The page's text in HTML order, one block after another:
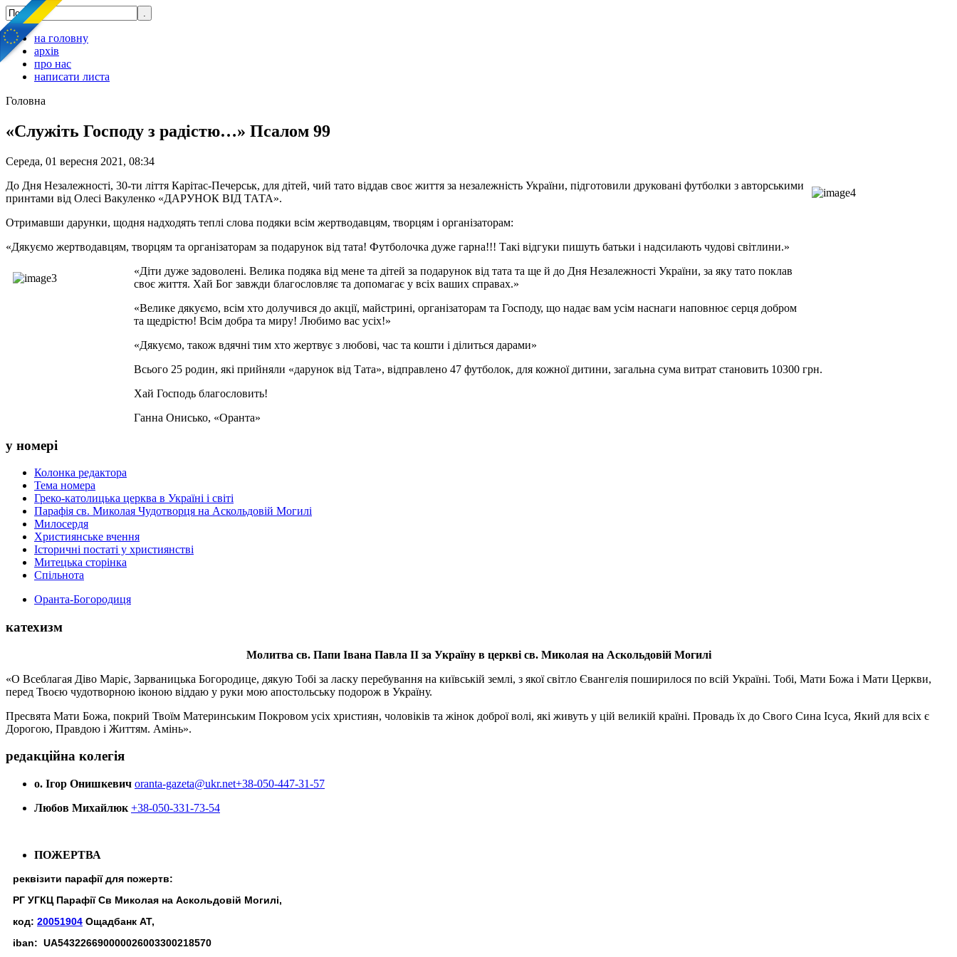
на головну
архів
про нас
написати листа
Головна
«Служіть Господу з радістю…» Псалом 99
Середа, 01 вересня 2021, 08:34
До Дня Незалежності, 30-ти ліття Карітас-Печерськ, для дітей, чий тато віддав своє життя за незалежність України, підготовили друковані футболки з авторськими
принтами від Олесі Вакуленко «ДАРУНОК ВІД ТАТА».
Отримавши дарунки, щодня надходять теплі слова подяки всім жертводавцям, творцям і організаторам:
«Дякуємо жертводавцям, творцям та організаторам за подарунок від тата! Футболочка дуже гарна!!! Такі відгуки пишуть батьки і надсилають чудові світлини.»
«Діти дуже задоволені. Велика подяка від мене та дітей за подарунок від тата та ще й до Дня Незалежності України, за яку тато поклав
своє життя. Хай Бог завжди благословляє та допомагає у всіх ваших справах.»
«Велике дякуємо, всім хто долучився до акції, майстрині, організаторам та Господу, що надає вам усім наснаги наповнює серця добром
та щедрістю! Всім добра та миру! Любимо вас усіх!»
«Дякуємо, також вдячні тим хто жертвує з любові, час та кошти і ділиться дарами»
Всього 25 родин, які прийняли «дарунок від Тата», відправлено 47 футболок, для кожної дитини, загальна сума витрат становить 10300 грн.
Хай Господь благословить!
Ганна Онисько, «Оранта»
у номері
Колонка редактора
Тема номера
Греко-католицька церква в Україні і світі
Парафія св. Миколая Чудотворця на Аскольдовій Могилі
Милосердя
Християнське вчення
Історичні постаті у християнстві
Митецька сторінка
Спільнота
Оранта-Богородиця
катехизм
Молитва св. Папи Івана Павла ІІ за Україну в церкві св. Миколая на Аскольдовій Могилі
«О Всеблагая Діво Маріє, Зарваницька Богородице, дякую Тобі за ласку перебування на київській землі, з якої світло Євангелія поширилося по всій Україні. Тобі, Мати Божа і Мати Церкви,
перед Твоєю чудотворною іконою віддаю у руки мою апостольську подорож в Україну.
Пресвята Мати Божа, покрий Твоїм Материнським Покровом усіх християн, чоловіків та жінок доброї волі, які живуть у цій великій країні. Провадь їх до Свого Сина Ісуса, Який для всіх є
Дорогою, Правдою і Життям. Амінь».
редакційна колегія
о. Ігор Онишкевич oranta-gazeta@ukr.net+38-050-447-31-57
Любов Михайлюк +38-050-331-73-54
ПОЖЕРТВА
реквізити парафії для пожертв:
РГ УГКЦ Парафії Св Миколая на Аскольдовій Могилі,
код: 20051904 Ощадбанк АТ,
iban: UA543226690000026003300218570